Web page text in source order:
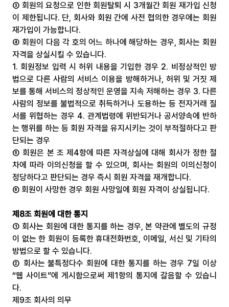
③ 회원의 요청으로 인한 회원탈퇴 시 3개월간 회원 재가입 신청
이 제한됩니다. 단, 회사와 회원 간에 사전 협의한 경우에는 회원
재가입이 가능합니다.
④ 회원이 다음 각 호의 어느 하나에 해당하는 경우, 회사는 회원
자격을 상실시킬 수 있습니다.
1. 회원정보 입력 시 허위 내용을 기입한 경우 2. 비정상적인 방
법으로 다른 사람의 서비스 이용을 방해하거나, 허위 및 거짓 제
보를 통해 서비스의 정상적인 운영을 지속 저해하는 경우 3. 다른
사람의 정보를 불법적으로 취득하거나 도용하는 등 전자거래 질
서를 위협하는 경우 4. 관계법령에 위반되거나 공서양속에 반하
는 행위를 하는 등 회원 자격을 유지시키는 것이 부적절하다고 판
단되는 경우
⑤ 회원은 본 조 제4항에 따른 자격상실에 대해 회사가 정한 절
차에 따라 이의신청을 할 수 있으며, 회사는 회원의 이의신청이
정당하다고 판단되는 경우 즉시 회원 자격을 재개합니다.
⑥ 회원이 사망한 경우 회원 사망일에 회원 자격이 상실됩니다.
제8조 회원에 대한 통지
① 회사는 회원에 대한 통지를 하는 경우, 본 약관에 별도의 규정
이 없는 한 회원이 등록한 휴대전화번호, 이메일, 서신 및 기타의
방법으로 할 수 있습니다.
② 회사는 불특정다수 회원에 대한 통지를 하는 경우 7일 이상
“웹 사이트”에 게시함으로써 제1항의 통지에 갈음할 수 있습니
다.
제9조 회사의 의무